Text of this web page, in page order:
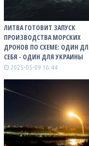
ЛИТВА ГОТОВИТ ЗАПУСК
ПРОИЗВОДСТВА МОРСКИХ
ДРОНОВ ПО СХЕМЕ: ОДИН
СЕБЯ - ОДИН ДЛЯ УКРАИНЫ
2025-05-09 16:44